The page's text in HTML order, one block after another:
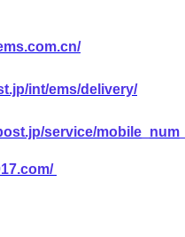
int/ems/delivery/
service/